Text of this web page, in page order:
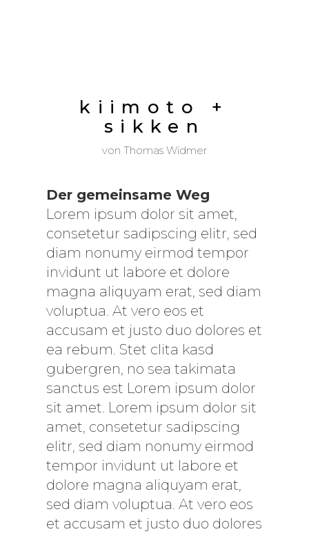
kiimoto +
sikken
von Thomas Widmer
Der gemeinsame Weg
Lorem ipsum dolor sit amet,
consetetur sadipscing elitr, sed
diam nonumy eirmod tempor
invidunt ut labore et dolore
magna aliquyam erat, sed diam
voluptua. At vero eos et
accusam et justo duo dolores et
ea rebum. Stet clita kasd
gubergren, no sea takimata
sanctus est Lorem ipsum dolor
sit amet. Lorem ipsum dolor sit
amet, consetetur sadipscing
elitr, sed diam nonumy eirmod
tempor invidunt ut labore et
dolore magna aliquyam erat,
sed diam voluptua. At vero eos
et accusam et justo duo dolores